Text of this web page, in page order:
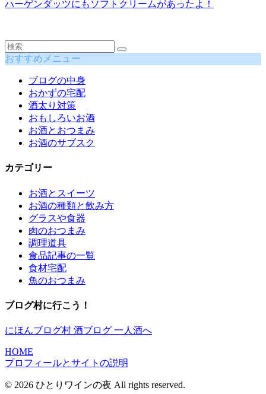
ハーゲンダッツにもソフトクリームがあったよ！
おすすめメニュー
ブログの中身
おかずの宅配
酒太り対策
おもしろいお酒
お酒とおつまみ
お酒のサブスク
カテゴリー
お酒とスイーツ
お酒の種類と飲み方
グラスや食器
肉のおつまみ
調理道具
食品記事の一覧
食材宅配
魚のおつまみ
ブログ村に行こう！
にほんブログ村 酒ブログ 一人酒へ
HOME
プロフィールとサイトの説明
© 2026 ひとりワインの夜 All rights reserved.